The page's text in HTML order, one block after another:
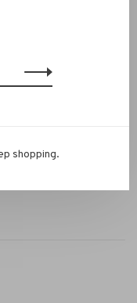
info@rivs.nl
shopping.